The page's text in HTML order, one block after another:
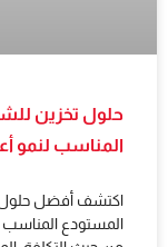
حلول تخزين
المناسب لنمو
اكتشف أفضل حلول